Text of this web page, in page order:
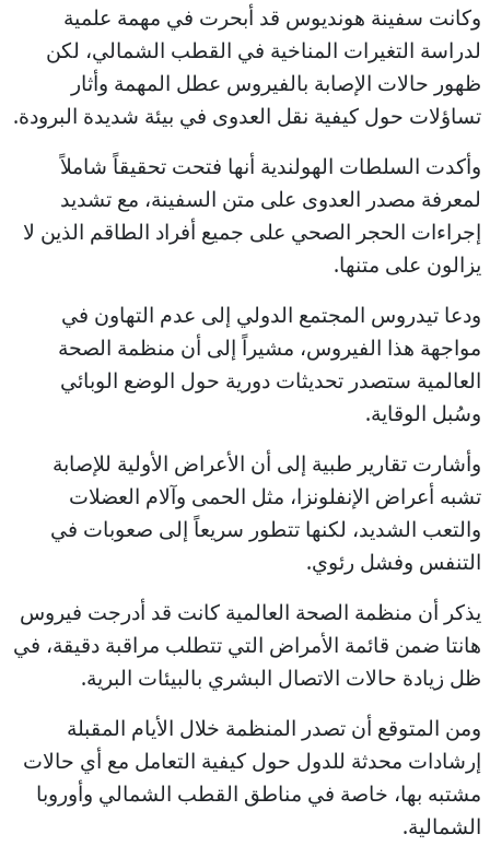
وكانت سفينة هونديوس قد أبحرت في مهمة علمية
لدراسة التغيرات المناخية في القطب الشمالي، لكن
ظهور حالات الإصابة بالفيروس عطل المهمة وأثار
تساؤلات حول كيفية نقل العدوى في بيئة شديدة البرودة.
وأكدت السلطات الهولندية أنها فتحت تحقيقاً شاملاً
لمعرفة مصدر العدوى على متن السفينة، مع تشديد
إجراءات الحجر الصحي على جميع أفراد الطاقم الذين لا
يزالون على متنها.
ودعا تيدروس المجتمع الدولي إلى عدم التهاون في
مواجهة هذا الفيروس، مشيراً إلى أن منظمة الصحة
العالمية ستصدر تحديثات دورية حول الوضع الوبائي
وسُبل الوقاية.
وأشارت تقارير طبية إلى أن الأعراض الأولية للإصابة
تشبه أعراض الإنفلونزا، مثل الحمى وآلام العضلات
والتعب الشديد، لكنها تتطور سريعاً إلى صعوبات في
التنفس وفشل رئوي.
يذكر أن منظمة الصحة العالمية كانت قد أدرجت فيروس
هانتا ضمن قائمة الأمراض التي تتطلب مراقبة دقيقة، في
ظل زيادة حالات الاتصال البشري بالبيئات البرية.
ومن المتوقع أن تصدر المنظمة خلال الأيام المقبلة
إرشادات محدثة للدول حول كيفية التعامل مع أي حالات
مشتبه بها، خاصة في مناطق القطب الشمالي وأوروبا
الشمالية.